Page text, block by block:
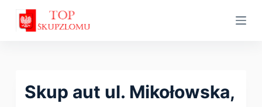
Skup aut ul. Mikołowska,